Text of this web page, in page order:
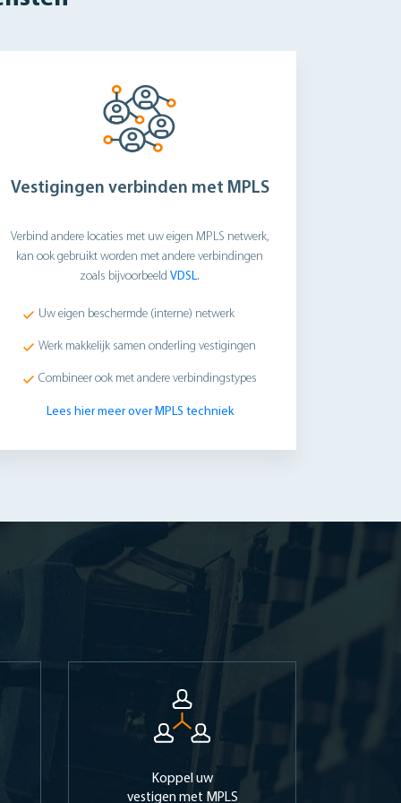
Vestigingen verbinden met MPLS
Verbind andere locaties met uw eigen MPLS netwerk,
kan ook gebruikt worden met andere verbindingen
zoals bijvoorbeeld VDSL.
Uw eigen beschermde (interne) netwerk
Werk makkelijk samen onderling vestigingen
Combineer ook met andere verbindingstypes
Lees hier meer over MPLS techniek
Koppel uw
vestigen met MPLS